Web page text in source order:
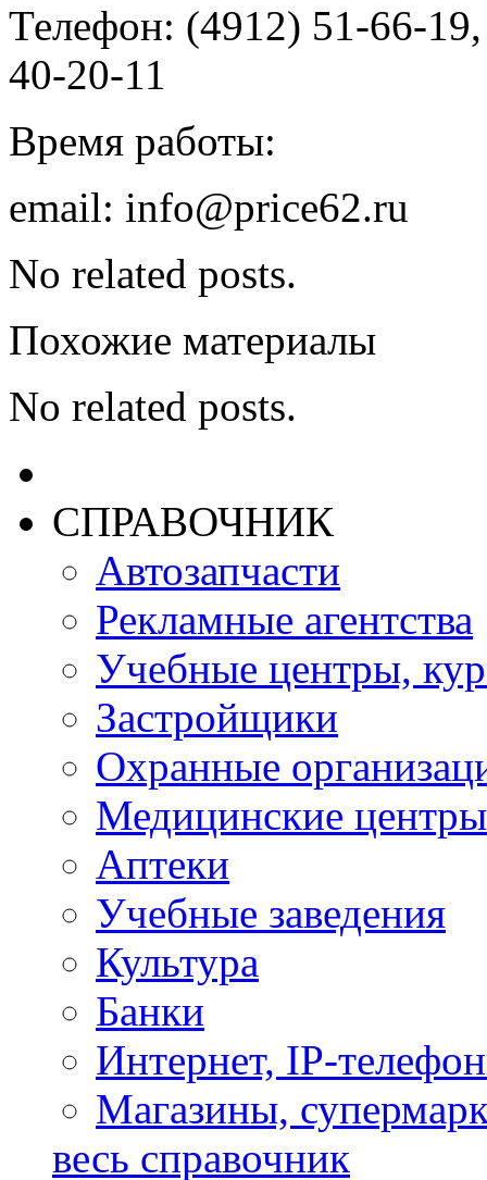
Телефон: (4912) 51-66-
40-20-11
Время работы:
email: info@price62.ru
No related posts.
Похожие материалы
No related posts.
СПРАВОЧНИК
Автозапчасти
Рекламные агентства
Учебные центры,
Застройщики
Охранные
Медицинские центры
Аптеки
Учебные заведения
Культура
Банки
Интернет, IP-
Магазины,
весь справочник